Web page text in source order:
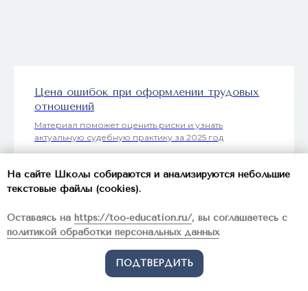
Цена ошибок при оформлении трудовых
отношений
Материал поможет оценить риски и узнать
актуальную судебную практику за 2025 год
СКАЧАТЬ
На сайте Школы собираются и анализируются небольшие
текстовые файлы (cookies).
Оставаясь на https://too-education.ru/, вы соглашаетесь с
политикой обработки персональных данных
ПОДТВЕРДИТЬ